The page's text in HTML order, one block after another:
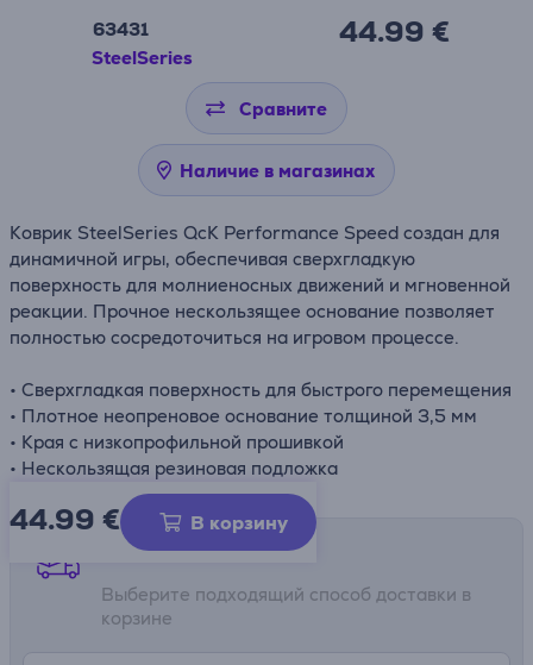
63431
SteelSeries
44.99 €
Сравните
Наличие в магазинах
Коврик SteelSeries QcK Performance Speed создан для
динамичной игры, обеспечивая сверхгладкую
поверхность для молниеносных движений и мгновенной
реакции. Прочное нескользящее основание позволяет
полностью сосредоточиться на игровом процессе.
• Сверхгладкая поверхность для быстрого перемещения
• Плотное неопреновое основание толщиной 3,5 мм
• Края с низкопрофильной прошивкой
• Нескользящая резиновая подложка
44.99 € В корзину
Способы доставки
Выберите подходящий способ доставки в
корзине